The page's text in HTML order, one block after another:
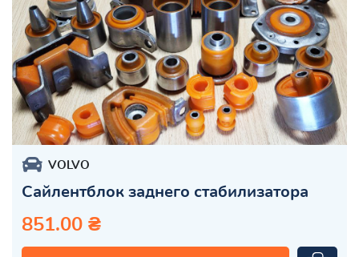
VOLVO
Сайлентблок заднего стабилизатора
851.00 ₴